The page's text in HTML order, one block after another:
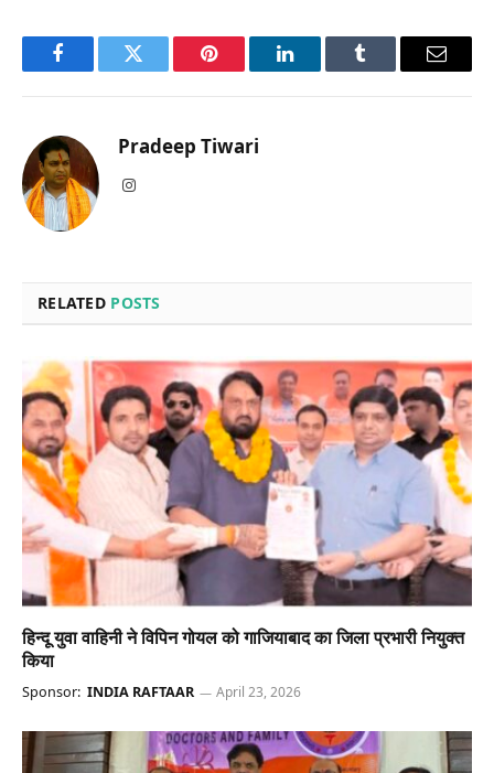
FacebookTwitter Pinterest LinkedInTumblr Email
Pradeep Tiwari
Instagram
RELATED POSTS
हिन्दू युवा वाहिनी ने विपिन गोयल को गाजियाबाद का जिला प्रभारी नियुक्त
किया
Sponsor: INDIA RAFTAAR April 23, 2026